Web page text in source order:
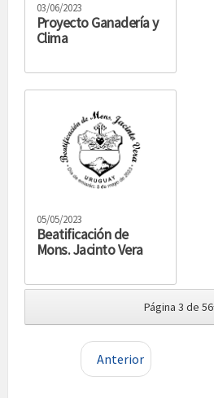
03/06/2023
Proyecto Ganadería y
Clima
05/05/2023
Beatificación de
Mons. Jacinto Vera
Página 3 de 56
Anterior